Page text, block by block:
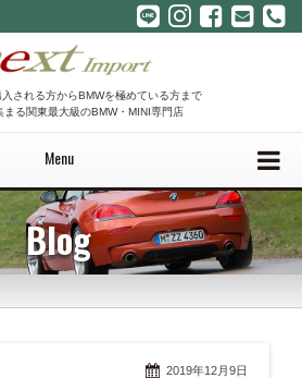
される方からBMWを極めている方まで
まる関東最大級のBMW・MINI専門店
Menu
Blog
2019年12月9日